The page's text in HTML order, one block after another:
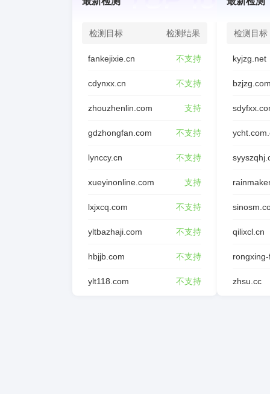
检测目标 检测结果
fankejixie.cn 不支持
cdynxx.cn 不支持
zhouzhenlin.com 支持
gdzhongfan.com 不支持
lynccy.cn 不支持
xueyinonline.com 支持
lxjxcq.com 不支持
yltbazhaji.com 不支持
hbjjb.com 不支持
ylt118.com 不支持
检测目标
kyjzg.net
qilixcl.cn
zhsu.cc